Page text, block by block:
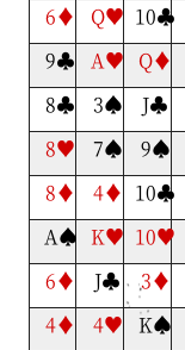
6♦ Q♥ 10♣
9♣
A♥ Q♦
8♣
3♠ J♣
8♥
7♠ 9♠
8♦
4♦ 10♣
A♠ K♥ 10♥
6♦
J♣ 3♦
4♦
4♥ K♠